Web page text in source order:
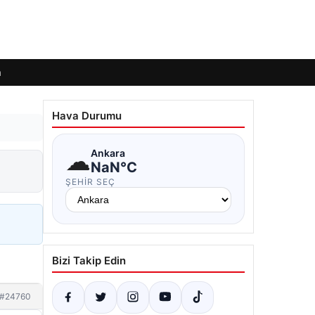
#24760
Hava Durumu
☁Ankara
NaN°C
ŞEHIR SEÇ
Bizi Takip Edin